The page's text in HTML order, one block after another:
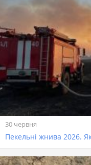
30 червня
Пекельні жнива 2026.